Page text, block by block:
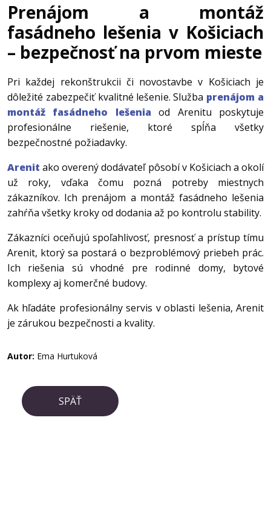
Prenájom a montáž
fasádneho lešenia v Košiciach
– bezpečnosť na prvom mieste
Pri každej rekonštrukcii či novostavbe v Košiciach je
dôležité zabezpečiť kvalitné lešenie. Služba prenájom a
montáž fasádneho lešenia od Arenitu poskytuje
profesionálne riešenie, ktoré spĺňa všetky
bezpečnostné požiadavky.
Arenit ako overený dodávateľ pôsobí v Košiciach a okolí
už roky, vďaka čomu pozná potreby miestnych
zákazníkov. Ich prenájom a montáž fasádneho lešenia
zahŕňa všetky kroky od dodania až po kontrolu stability.
Zákazníci oceňujú spoľahlivosť, presnosť a prístup tímu
Arenit, ktorý sa postará o bezproblémový priebeh prác.
Ich riešenia sú vhodné pre rodinné domy, bytové
komplexy aj komerčné budovy.
Ak hľadáte profesionálny servis v oblasti lešenia, Arenit
je zárukou bezpečnosti a kvality.
Autor: Ema Hurtuková
SPÄŤ